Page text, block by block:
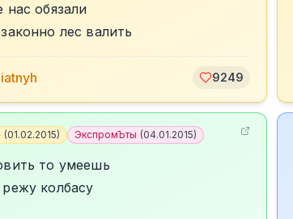
нас обязали
лес валить
9249
(01.02.2015) ЭкспромЪты (04.01.2015)
то умеешь
колбасу